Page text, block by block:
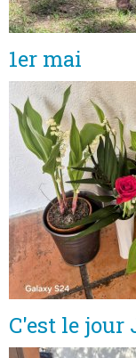
1er mai
C'est le jour